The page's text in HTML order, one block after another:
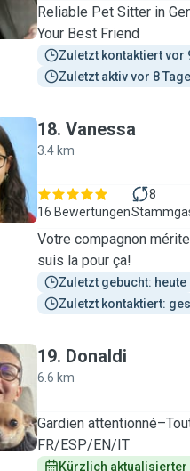
Reliable Pet Sitter in
Your Best Friend
Zuletzt kontaktiert vor
Zuletzt aktiv vor 8
18. Vanessa
3.4 km
16 Bewertungen
8
Votre compagnon
suis la pour ça!
Zuletzt gebucht: heute
Zuletzt kontaktiert:
19. Donaldi
6.6 km
Gardien
FR/ESP/EN/IT
Kürzlich aktualisierter